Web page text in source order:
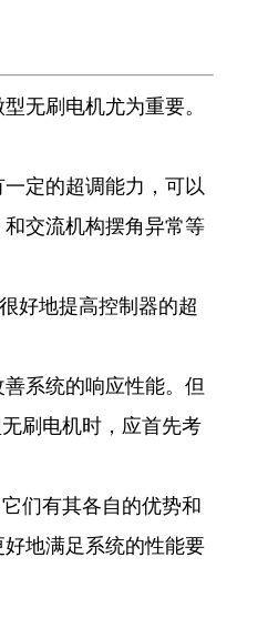
无刷电机尤为重要。
定的超调能力，可以
交流机构摆角异常等
好地提高控制器的超
系统的响应性能。但
刷电机时，应首先考
们有其各自的优势和
地满足系统的性能要